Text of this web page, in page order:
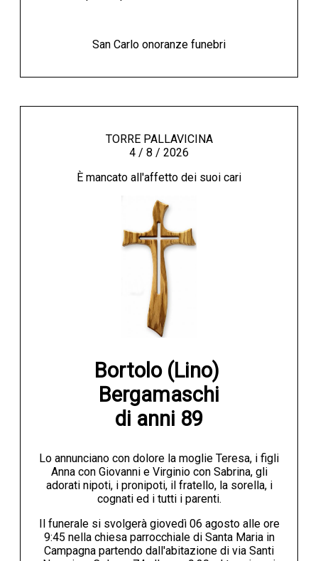
San Carlo onoranze funebri
TORRE PALLAVICINA
4 / 8 / 2026
È mancato all'affetto dei suoi cari
Bortolo (Lino)
Bergamaschi
di anni 89
Lo annunciano con dolore la moglie Teresa, i figli
Anna con Giovanni e Virginio con Sabrina, gli
adorati nipoti, i pronipoti, il fratello, la sorella, i
cognati ed i tutti i parenti.
Il funerale si svolgerà giovedì 06 agosto alle ore
9:45 nella chiesa parrocchiale di Santa Maria in
Campagna partendo dall'abitazione di via Santi